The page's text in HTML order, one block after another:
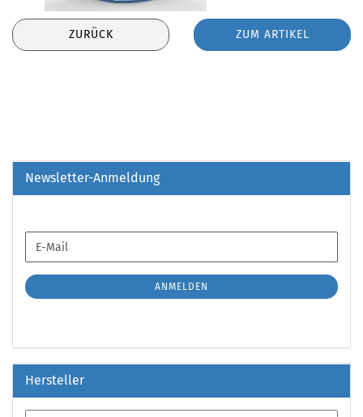
ZURÜCK ZUM ARTIKEL
Newsletter-Anmeldung
ZUR
ANMELDUNG
E-
Mail
ANMELDEN
Hersteller